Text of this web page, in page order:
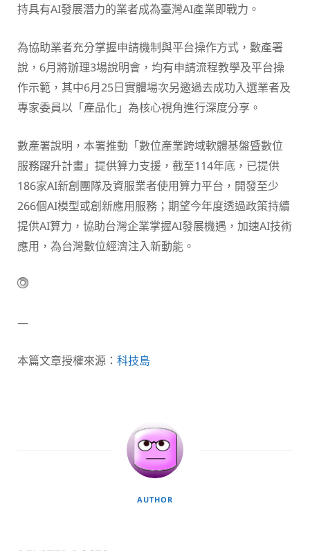
持具有AI發展潛力的業者成為臺灣AI產業即戰力。
為協助業者充分掌握申請機制與平台操作方式，數產署
說，6月將辦理3場說明會，均有申請流程教學及平台操
作示範，其中6月25日實體場次另邀過去成功入選業者及
專家委員以「產品化」為核心視角進行深度分享。
數產署說明，本署推動「數位產業跨域軟體基盤暨數位
服務躍升計畫」提供算力支援，截至114年底，已提供
186家AI新創團隊及資服業者使用算力平台，開發至少
266個AI模型或創新應用服務；期望今年度透過政策持續
提供AI算力，協助台灣企業掌握AI發展機遇，加速AI技術
應用，為台灣數位經濟注入新動能。
—
本篇文章授權來源： 科技島
AUTHOR